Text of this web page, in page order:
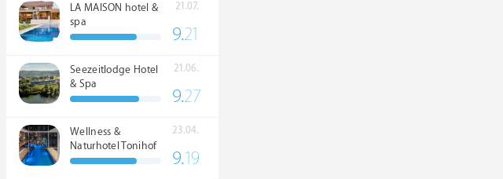
LA MAISON hotel &
spa
21.07.
9.21
Seezeitlodge Hotel
& Spa
21.06.
9.27
Wellness &
Naturhotel Tonihof
****S
23.04.
9.19